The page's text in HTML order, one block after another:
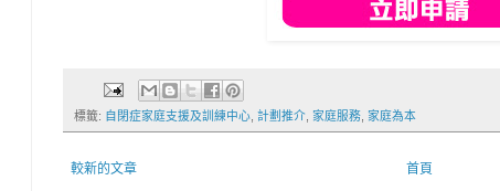
標籤: 自閉症家庭支援及訓練中心 計劃推介 家庭服務 家庭為本
較新的文章 首頁